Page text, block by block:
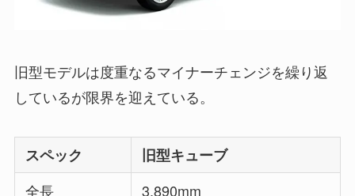
旧型モデルは度重なるマイナーチェンジを繰り返
しているが限界を迎えている。
スペック
旧型キューブ
全長
3,890mm